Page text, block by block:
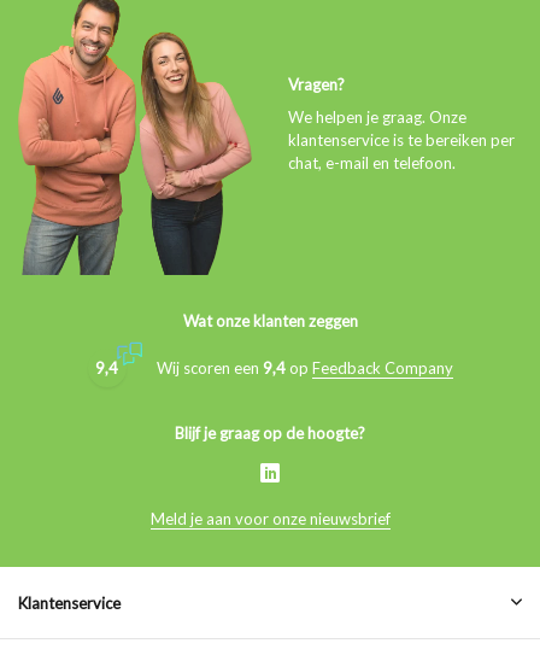
Vragen?
We helpen je graag. Onze
klantenservice is te bereiken per
chat, e-mail en telefoon.
Wat onze klanten zeggen
9,4 Wij scoren een 9,4op Feedback Company
Blijf je graag op de hoogte?
Meld je aan voor onze nieuwsbrief
Klantenservice